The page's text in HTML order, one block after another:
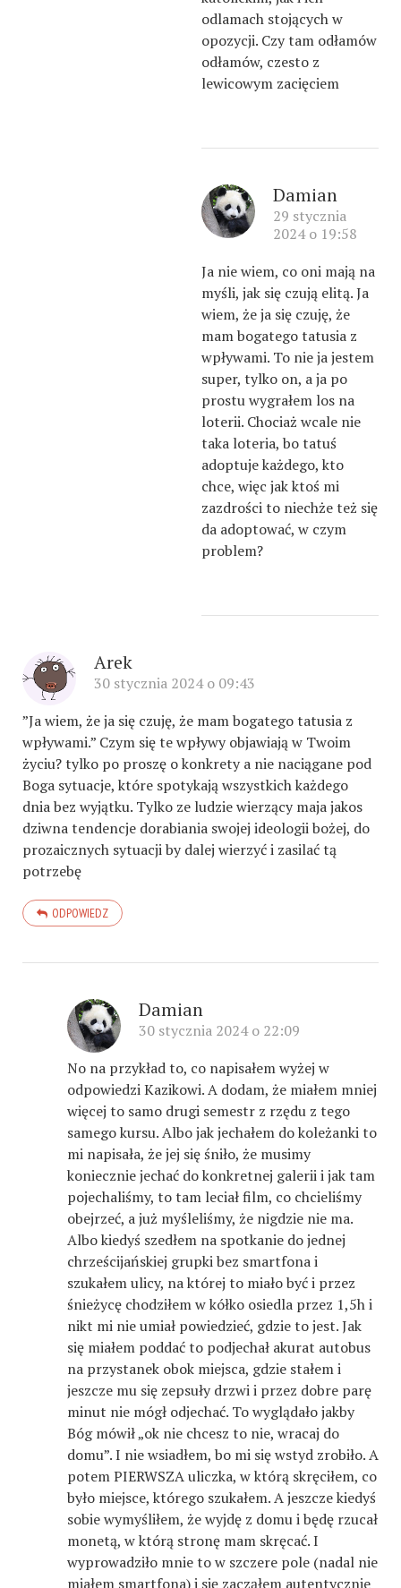
odlamach stojących w
opozycji. Czy tam odłamów
odłamów, czesto z
lewicowym zacięciem
Damian
29 stycznia
2024 o 19:58
Ja nie wiem, co oni mają na
myśli, jak się czują elitą. Ja
wiem, że ja się czuję, że
mam bogatego tatusia z
wpływami. To nie ja jestem
super, tylko on, a ja po
prostu wygrałem los na
loterii. Chociaż wcale nie
taka loteria, bo tatuś
adoptuje każdego, kto
chce, więc jak ktoś mi
zazdrości to niechże też się
da adoptować, w czym
problem?
Arek
30 stycznia 2024 o 09:43
”Ja wiem, że ja się czuję, że mam bogatego tatusia z
wpływami.” Czym się te wpływy objawiają w Twoim
życiu? tylko po proszę o konkrety a nie naciągane pod
Boga sytuacje, które spotykają wszystkich każdego
dnia bez wyjątku. Tylko ze ludzie wierzący maja jakos
dziwna tendencje dorabiania swojej ideologii bożej, do
prozaicznych sytuacji by dalej wierzyć i zasilać tą
potrzebę
ODPOWIEDZ
Damian
30 stycznia 2024 o 22:09
No na przykład to, co napisałem wyżej w
odpowiedzi Kazikowi. A dodam, że miałem mniej
więcej to samo drugi semestr z rzędu z tego
samego kursu. Albo jak jechałem do koleżanki to
mi napisała, że jej się śniło, że musimy
koniecznie jechać do konkretnej galerii i jak tam
pojechaliśmy, to tam leciał film, co chcieliśmy
obejrzeć, a już myśleliśmy, że nigdzie nie ma.
Albo kiedyś szedłem na spotkanie do jednej
chrześcijańskiej grupki bez smartfona i
szukałem ulicy, na której to miało być i przez
śnieżycę chodziłem w kółko osiedla przez 1,5h i
nikt mi nie umiał powiedzieć, gdzie to jest. Jak
się miałem poddać to podjechał akurat autobus
na przystanek obok miejsca, gdzie stałem i
jeszcze mu się zepsuły drzwi i przez dobre parę
minut nie mógł odjechać. To wyglądało jakby
Bóg mówił „ok nie chcesz to nie, wracaj do
domu”. I nie wsiadłem, bo mi się wstyd zrobiło. A
potem PIERWSZA uliczka, w którą skręciłem, co
było miejsce, którego szukałem. A jeszcze kiedyś
sobie wymyśliłem, że wyjdę z domu i będę rzucał
monetą, w którą stronę mam skręcać. I
wyprowadziło mnie to w szczere pole (nadal nie
miałem smartfona) i się zacząłem autentycznie